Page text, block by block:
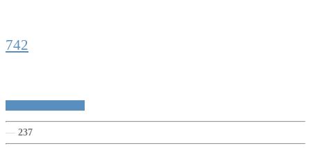
742
— 237